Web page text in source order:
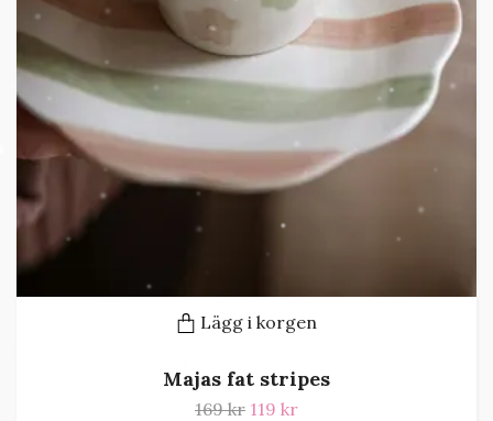
Lägg i korgen
Majas fat stripes
169 kr 119 kr